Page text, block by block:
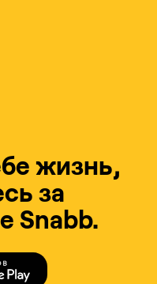
жизнь,
за
Snabb.